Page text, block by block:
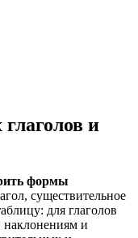
и
формы
существительное
для глаголов
и